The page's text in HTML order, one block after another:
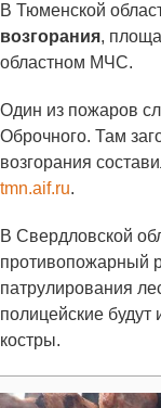
В Тюменской
возгорания,
областном МЧС.
Один из пожаров
Оброчного. Там
возгорания
tmn.aif.ru.
В Свердловской
противопожарный
патрулирования
полицейские
костры.